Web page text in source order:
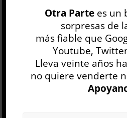
líneas por día, y la idea
único miembro
LEER MÁS
Otra Partees un
sorpresas de
más fiable que
Youtube,
Lleva veinte años
no quiere venderte